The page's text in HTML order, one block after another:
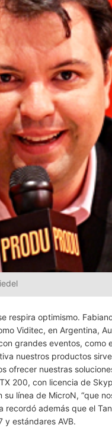
respira optimismo.
Viditec, en Argentina,
grandes eventos, como
nuestros productos
ofrecer nuestras
200, con licencia de
línea de MicroN, “que
recordó además que el
y estándares AVB.